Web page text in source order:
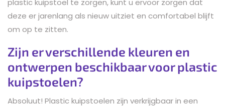
deze er jarenlang als nieuw uitziet en comfortabel blijft
om op te zitten.
Zijn er verschillende kleuren en
ontwerpen beschikbaar voor plastic
kuipstoelen?
Absoluut! Plastic kuipstoelen zijn verkrijgbaar in een